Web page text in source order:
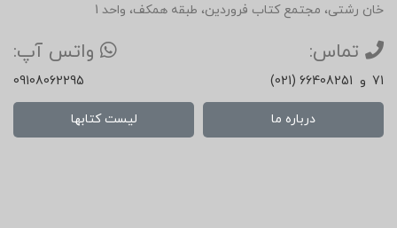
خان رشتی، مجتمع کتاب فروردین، طبقه همکف، واحد 1
تماس:
(021) 66408251 و 71
واتس آپ:
09108062295
درباره ما لیست کتابها